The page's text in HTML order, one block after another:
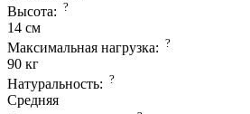
Высота: ?
14 см
Максимальная нагрузка: ?
90 кг
Натуральность: ?
Средняя